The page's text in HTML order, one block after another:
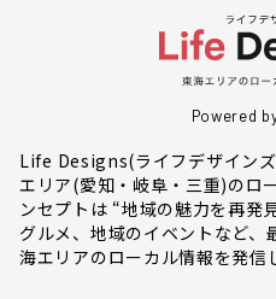
Powered
Life Designs(ライフデザイン
エリア(愛知・岐阜・三重)のロ
ンセプトは “地域の魅力を再発
グルメ、地域のイベントなど、
海エリアのローカル情報を発信